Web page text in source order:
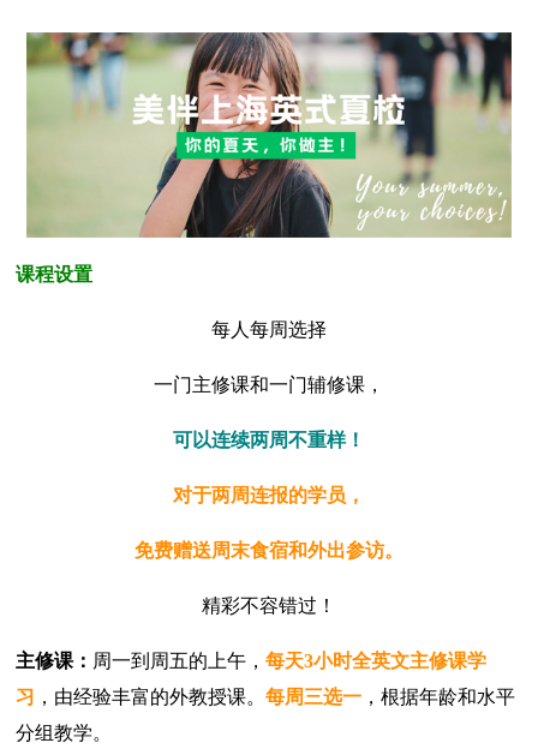
课程设置
每人每周选择
一门主修课和一门辅修课，
可以连续两周不重样！
对于两周连报的学员，
免费赠送周末食宿和外出参访。
精彩不容错过！
主修课： 周一到周五的上午，每天3小时全英文主修课学
习 ，由经验丰富的外教授课。每周三选一 ，根据年龄和水平
分组教学。